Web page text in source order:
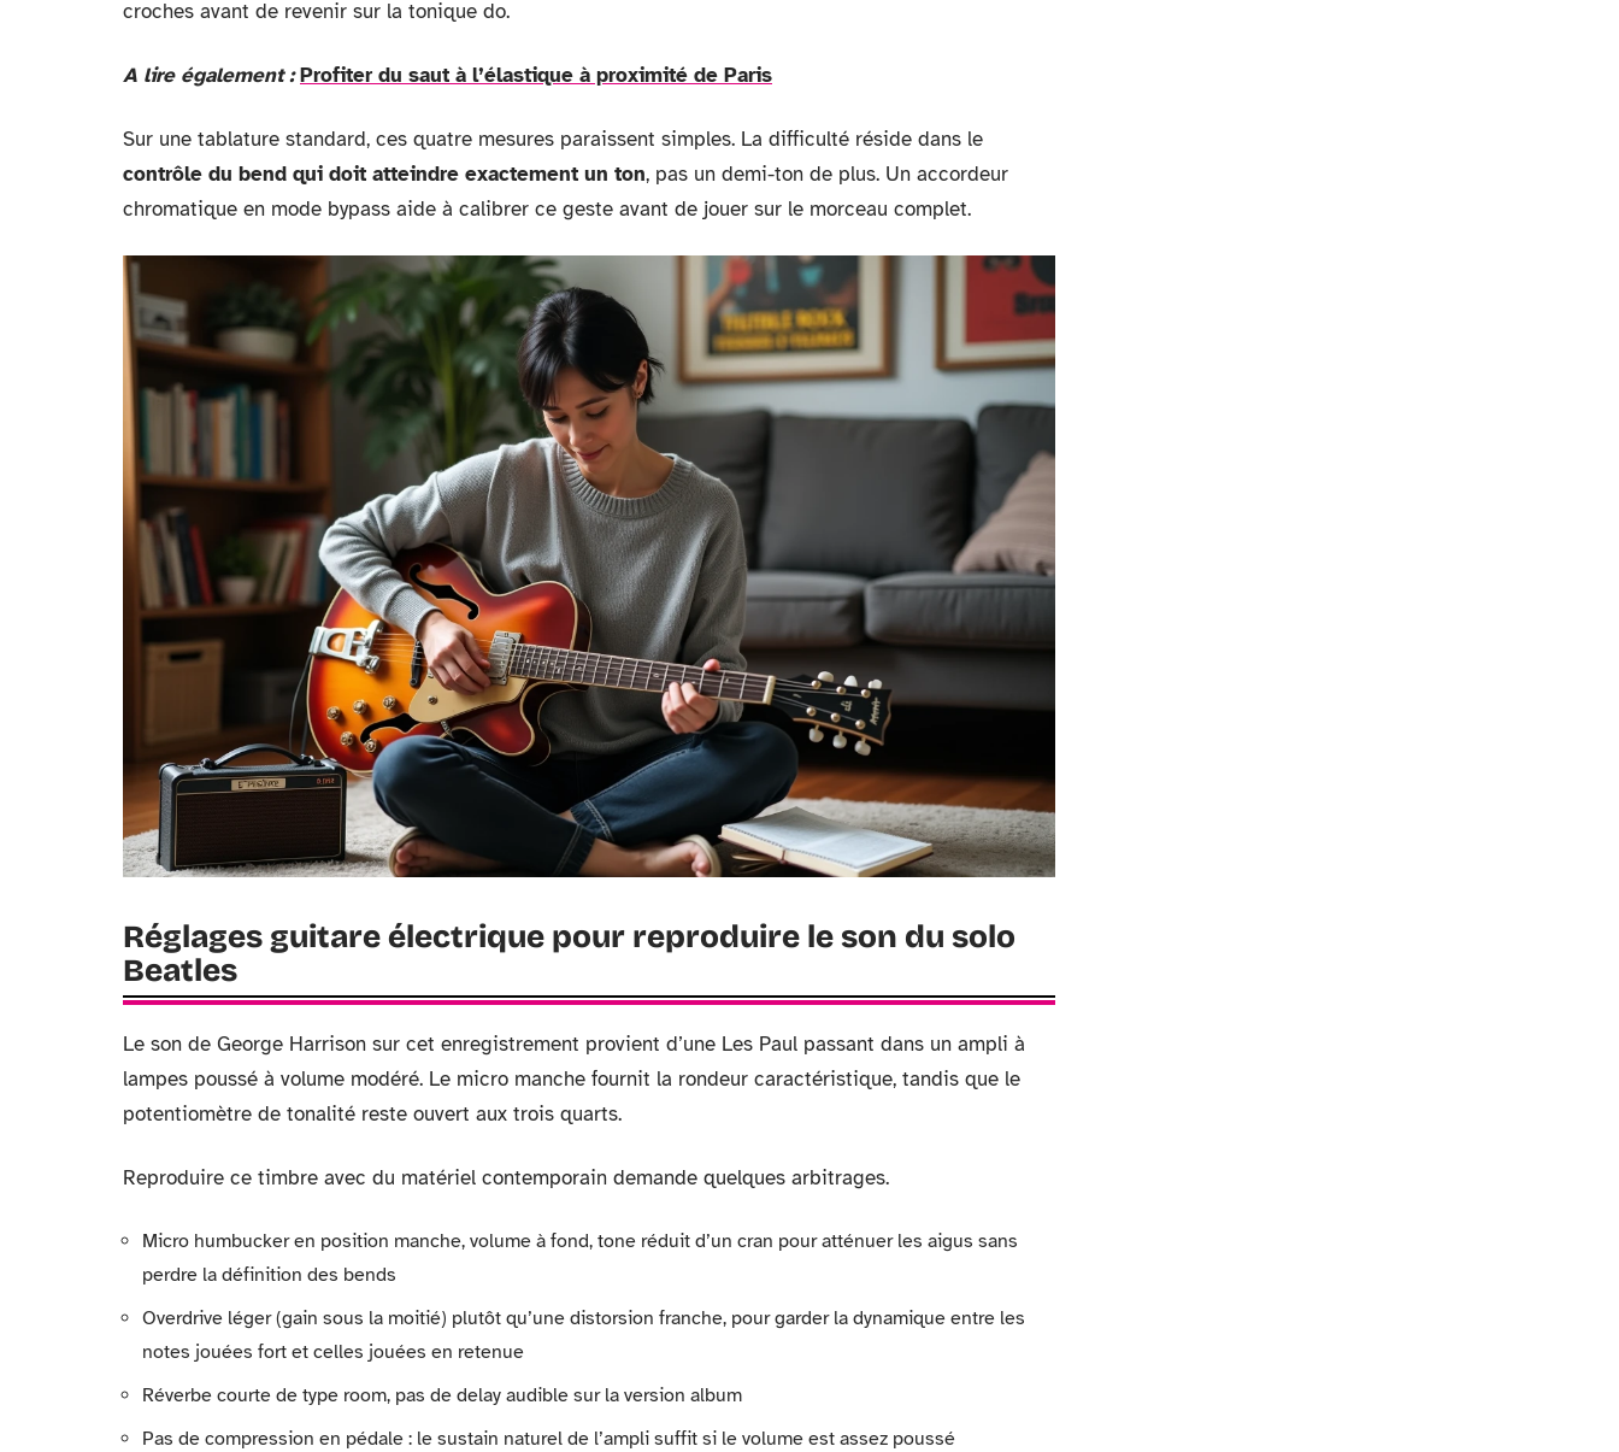
croches avant de revenir sur la tonique do.
A lire également : Profiter du saut à l’élastique à proximité de Paris
Sur une tablature standard, ces quatre mesures paraissent simples. La difficulté réside dans le
contrôle du bend qui doit atteindre exactement un ton, pas un demi-ton de plus. Un accordeur
chromatique en mode bypass aide à calibrer ce geste avant de jouer sur le morceau complet.
Réglages guitare électrique pour reproduire le son du solo
Beatles
Le son de George Harrison sur cet enregistrement provient d’une Les Paul passant dans un ampli à
lampes poussé à volume modéré. Le micro manche fournit la rondeur caractéristique, tandis que le
potentiomètre de tonalité reste ouvert aux trois quarts.
Reproduire ce timbre avec du matériel contemporain demande quelques arbitrages.
Micro humbucker en position manche, volume à fond, tone réduit d’un cran pour atténuer les aigus sans
perdre la définition des bends
Overdrive léger (gain sous la moitié) plutôt qu’une distorsion franche, pour garder la dynamique entre les
notes jouées fort et celles jouées en retenue
Réverbe courte de type room, pas de delay audible sur la version album
Pas de compression en pédale : le sustain naturel de l’ampli suffit si le volume est assez poussé